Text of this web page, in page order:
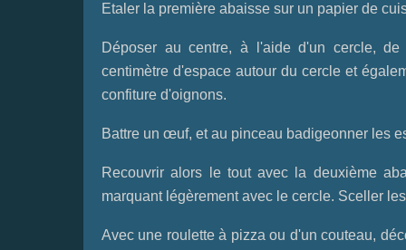
Etaler la première abaisse sur un papier de
Déposer au centre, à l'aide d'un cercle,
centimètre d'espace autour du cercle et
confiture d'oignons.
Battre un œuf, et au pinceau badigeonner les
Recouvrir alors le tout avec la deuxième
marquant légèrement avec le cercle. Sceller
Avec une roulette à pizza ou d'un couteau,